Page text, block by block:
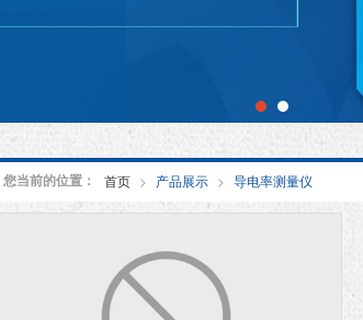
您当前的位置： 首页 > 产品展示 > 导电率测量仪